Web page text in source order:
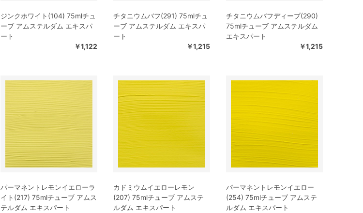
ジンクホワイト(104) 75mlチュ
ーブ アムステルダム エキスパ
ート
￥1,122
チタニウムバフ(291) 75mlチュ
ーブ アムステルダム エキスパ
ート
￥1,215
チタニウムバフディープ(290)
75mlチューブ アムステルダム
エキスパート
￥1,215
パーマネントレモンイエローラ
イト(217) 75mlチューブ アムス
テルダム エキスパート
カドミウムイエローレモン
(207) 75mlチューブ アムステ
ルダム エキスパート
パーマネントレモンイエロー
(254) 75mlチューブ アムステ
ルダム エキスパート